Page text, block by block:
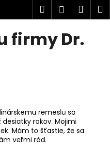
Hľadať
firmy Dr.
remeslu sa
rokov. Mojimi
Mám to šťastie, že sa
veľmi rád.